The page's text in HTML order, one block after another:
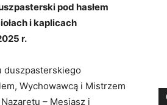
pod hasłem
i kaplicach
r.
duszpasterskiego
Wychowawcą i Mistrzem
– Mesjasz i